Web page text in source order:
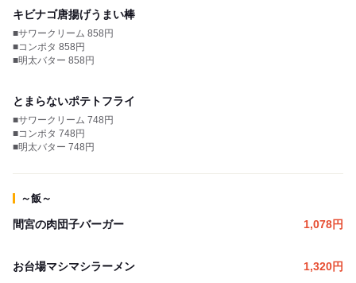
キビナゴ唐揚げうまい棒
■サワークリーム 858円
■コンポタ 858円
■明太バター 858円
とまらないポテトフライ
■サワークリーム 748円
■コンポタ 748円
■明太バター 748円
～飯～
間宮の肉団子バーガー 1,078円
お台場マシマシラーメン 1,320円